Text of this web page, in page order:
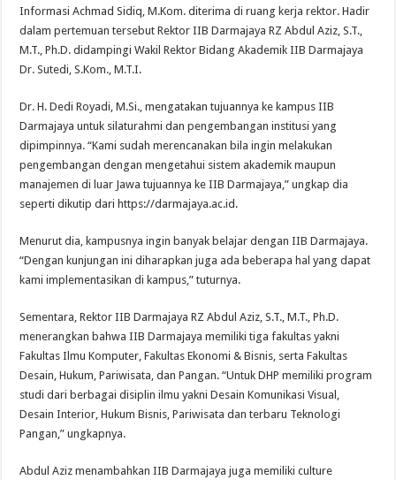
Informasi Achmad Sidiq, M.Kom. diterima di ruang kerja rektor. Hadir
dalam pertemuan tersebut Rektor IIB Darmajaya RZ Abdul Aziz, S.T.,
M.T., Ph.D. didampingi Wakil Rektor Bidang Akademik IIB Darmajaya
Dr. Sutedi, S.Kom., M.T.I.
Dr. H. Dedi Royadi, M.Si., mengatakan tujuannya ke kampus IIB
Darmajaya untuk silaturahmi dan pengembangan institusi yang
dipimpinnya. “Kami sudah merencanakan bila ingin melakukan
pengembangan dengan mengetahui sistem akademik maupun
manajemen di luar Jawa tujuannya ke IIB Darmajaya,” ungkap dia
seperti dikutip dari https://darmajaya.ac.id.
Menurut dia, kampusnya ingin banyak belajar dengan IIB Darmajaya.
“Dengan kunjungan ini diharapkan juga ada beberapa hal yang dapat
kami implementasikan di kampus,” tuturnya.
Sementara, Rektor IIB Darmajaya RZ Abdul Aziz, S.T., M.T., Ph.D.
menerangkan bahwa IIB Darmajaya memiliki tiga fakultas yakni
Fakultas Ilmu Komputer, Fakultas Ekonomi & Bisnis, serta Fakultas
Desain, Hukum, Pariwisata, dan Pangan. “Untuk DHP memiliki program
studi dari berbagai disiplin ilmu yakni Desain Komunikasi Visual,
Desain Interior, Hukum Bisnis, Pariwisata dan terbaru Teknologi
Pangan,” ungkapnya.
Abdul Aziz menambahkan IIB Darmajaya juga memiliki culture